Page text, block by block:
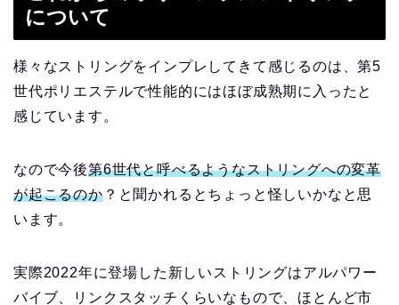
について
様々なストリングをインプレしてきて感じるのは、第5
世代ポリエステルで性能的にはほぼ成熟期に入ったと
感じています。
なので今後第6世代と呼べるようなストリングへの変革
が起こるのか？と聞かれるとちょっと怪しいかなと思
います。
実際2022年に登場した新しいストリングはアルパワー
バイブ、リンクスタッチくらいなもので、ほとんど市